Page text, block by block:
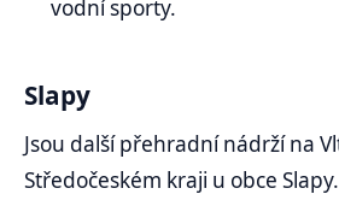
vodní sporty.
Slapy
Jsou další přehradní nádrží na
Středočeském kraji u obce